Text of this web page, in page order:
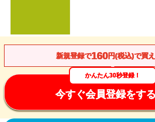
新規登録で160円(税込)で買え
かんたん30秒登録！
今すぐ会員登録をする